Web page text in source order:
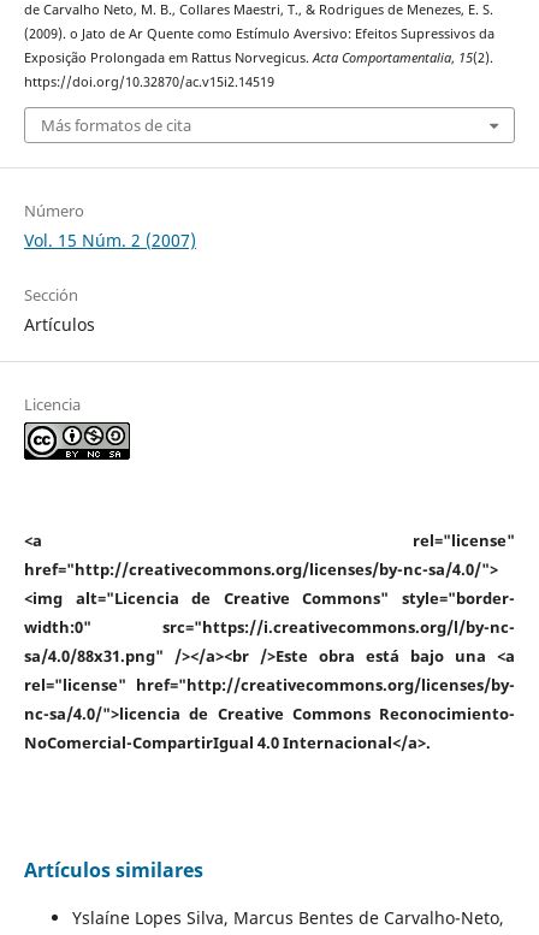
de Carvalho Neto, M. B., Collares Maestri, T., & Rodrigues de Menezes, E. S.
(2009). o Jato de Ar Quente como Estímulo Aversivo: Efeitos Supressivos da
Exposição Prolongada em Rattus Norvegicus.Acta Comportamentalia, 15(2).
https://doi.org/10.32870/ac.v15i2.14519
Más formatos de cita
Número
Vol. 15 Núm. 2 (2007)
Sección
Artículos
Licencia
<a rel="license"
href="http://creativecommons.org/licenses/by-nc-sa/4.0/">
<img alt="Licencia de Creative Commons" style="border-
width:0" src="https://i.creativecommons.org/l/by-nc-
sa/4.0/88x31.png" /></a><br />Este obra está bajo una <a
rel="license" href="http://creativecommons.org/licenses/by-
nc-sa/4.0/">licencia de Creative Commons Reconocimiento-
NoComercial-CompartirIgual 4.0 Internacional</a>.
Artículos similares
Yslaíne Lopes Silva, Marcus Bentes de Carvalho-Neto,